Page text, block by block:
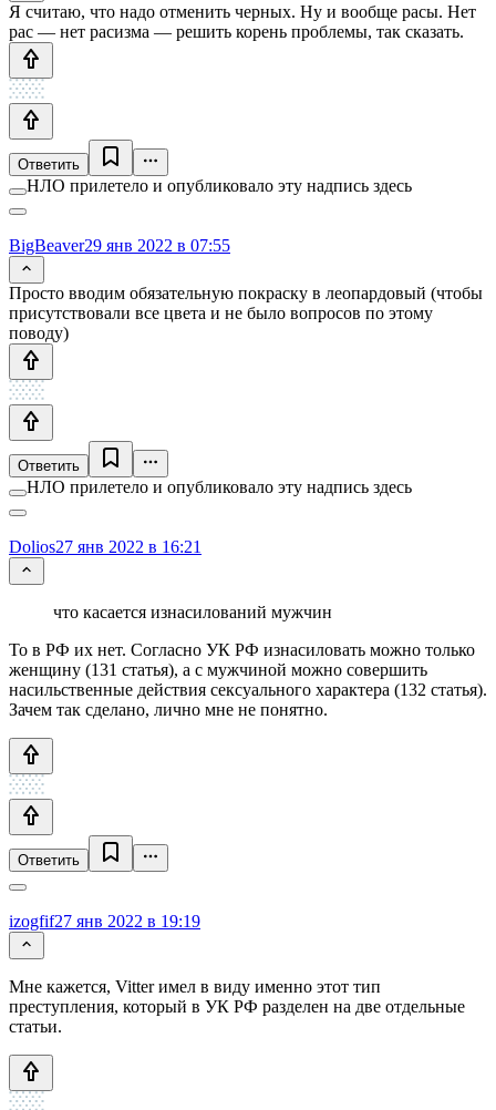
Я считаю, что надо отменить черных. Ну и вообще расы. Нет
рас — нет расизма — решить корень проблемы, так сказать.
Ответить
НЛО прилетело и опубликовало эту надпись здесь
BigBeaver29 янв 2022 в 07:55
Просто вводим обязательную покраску в леопардовый (чтобы
присутствовали все цвета и не было вопросов по этому
поводу)
Ответить
НЛО прилетело и опубликовало эту надпись здесь
Dolios27 янв 2022 в 16:21
что касается изнасилований мужчин
То в РФ их нет. Согласно УК РФ изнасиловать можно только
женщину (131 статья), а с мужчиной можно совершить
насильственные действия сексуального характера (132 статья).
Зачем так сделано, лично мне не понятно.
Ответить
izogfif27 янв 2022 в 19:19
Мне кажется, Vitter имел в виду именно этот тип
преступления, который в УК РФ разделен на две отдельные
статьи.